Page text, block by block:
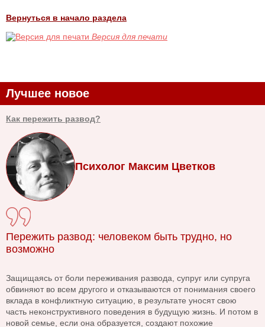
Вернуться в начало раздела
Версия для печати
Лучшее новое
Как пережить развод?
Психолог Максим Цветков
Пережить развод: человеком быть трудно, но
возможно
Защищаясь от боли переживания развода, супруг или супруга
обвиняют во всем другого и отказываются от понимания своего
вклада в конфликтную ситуацию, в результате уносят свою
часть неконструктивного поведения в будущую жизнь. И потом в
новой семье, если она образуется, создают похожие